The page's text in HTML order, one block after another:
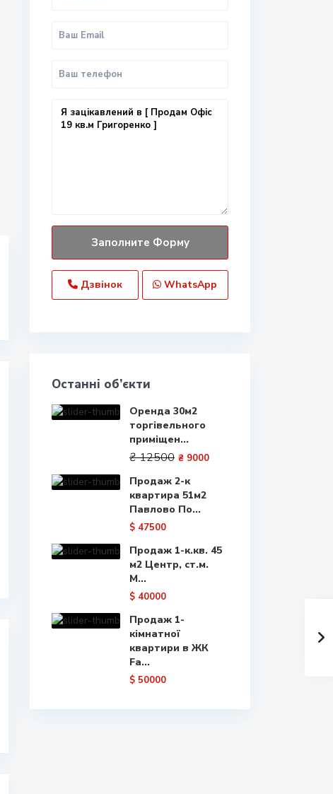
Дзвінок WhatsApp
Останні об’єкти
Оренда 30м2
торгівельного
приміщен...
₴ 12500 ₴ 9000
Продаж 2-к
квартира 51м2
Павлово По...
$ 47500
Продаж 1-к.кв. 45
м2 Центр, ст.м.
М...
$ 40000
Продаж 1-
кімнатної
квартири в ЖК
Fa...
$ 50000